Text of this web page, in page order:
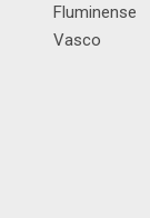
Fluminense
Vasco